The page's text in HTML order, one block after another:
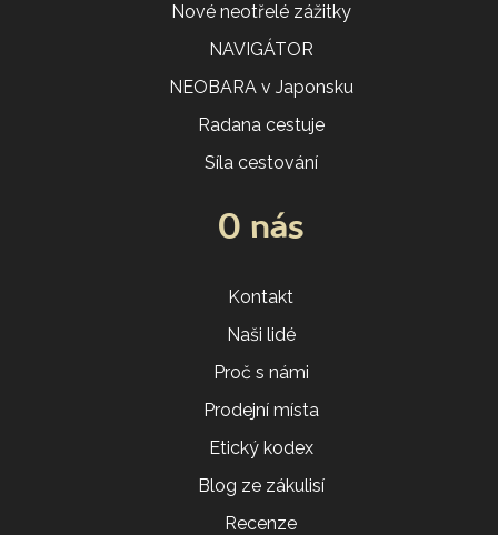
Nové neotřelé zážitky
NAVIGÁTOR
NEOBARA v Japonsku
Radana cestuje
Síla cestování
O nás
Kontakt
Naši lidé
Proč s námi
Prodejní místa
Etický kodex
Blog ze zákulisí
Recenze